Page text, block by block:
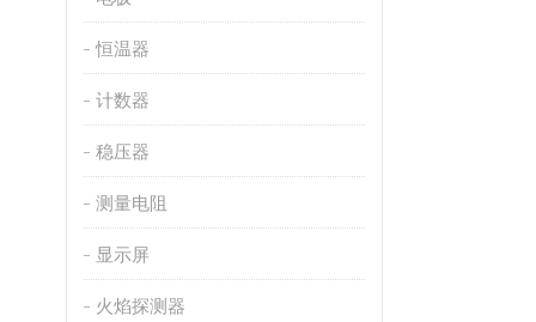
恒温器
计数器
稳压器
测量电阻
显示屏
火焰探测器